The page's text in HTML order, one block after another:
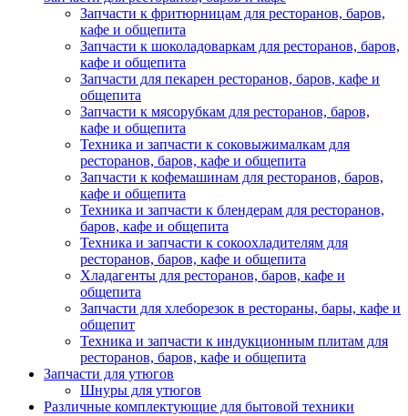
Запчасти к фритюрницам для ресторанов, баров,
кафе и общепита
Запчасти к шоколадоваркам для ресторанов, баров,
кафе и общепита
Запчасти для пекарен ресторанов, баров, кафе и
общепита
Запчасти к мясорубкам для ресторанов, баров,
кафе и общепита
Техника и запчасти к соковыжималкам для
ресторанов, баров, кафе и общепита
Запчасти к кофемашинам для ресторанов, баров,
кафе и общепита
Техника и запчасти к блендерам для ресторанов,
баров, кафе и общепита
Техника и запчасти к сокоохладителям для
ресторанов, баров, кафе и общепита
Хладагенты для ресторанов, баров, кафе и
общепита
Запчасти для хлеборезок в рестораны, бары, кафе и
общепит
Техника и запчасти к индукционным плитам для
ресторанов, баров, кафе и общепита
Запчасти для утюгов
Шнуры для утюгов
Различные комплектующие для бытовой техники